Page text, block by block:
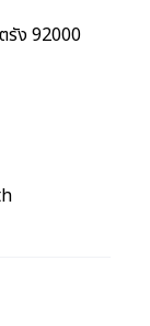
รัง 92000